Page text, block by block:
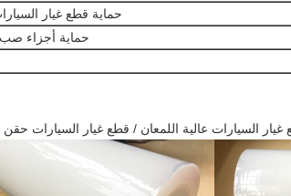
حماية قطع غيار
حماية أجزاء صب
غيار السيارات عالية اللمعان / قطع غيار السيارات حقن